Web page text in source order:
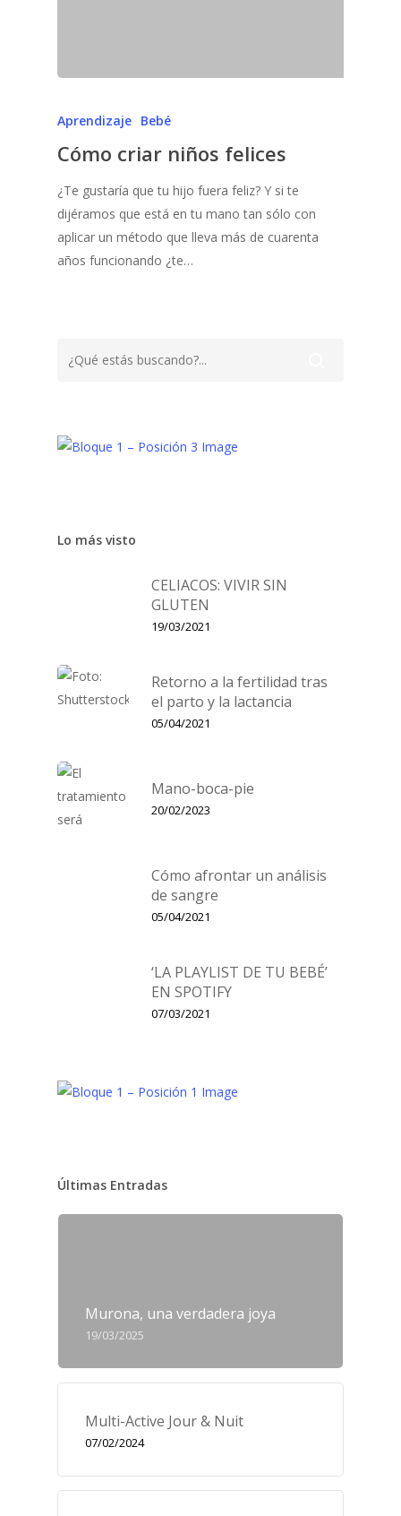
Aprendizaje Bebé
Cómo criar niños felices
¿Te gustaría que tu hijo fuera feliz? Y si te
dijéramos que está en tu mano tan sólo con
aplicar un método que lleva más de cuarenta
años funcionando ¿te…
Lo más visto
CELIACOS: VIVIR SIN
GLUTEN
19/03/2021
Retorno a la fertilidad tras
el parto y la lactancia
05/04/2021
Mano-boca-pie
20/02/2023
Cómo afrontar un análisis
de sangre
05/04/2021
‘LA PLAYLIST DE TU BEBÉ’
EN SPOTIFY
07/03/2021
Últimas Entradas
Murona, una verdadera joya
19/03/2025
Multi-Active Jour & Nuit
07/02/2024